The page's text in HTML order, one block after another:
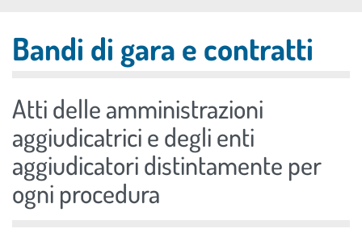
torna al menu di scelta rapida
Bandi di gara e contratti
Atti delle amministrazioni
aggiudicatrici e degli enti
aggiudicatori distintamente per
ogni procedura